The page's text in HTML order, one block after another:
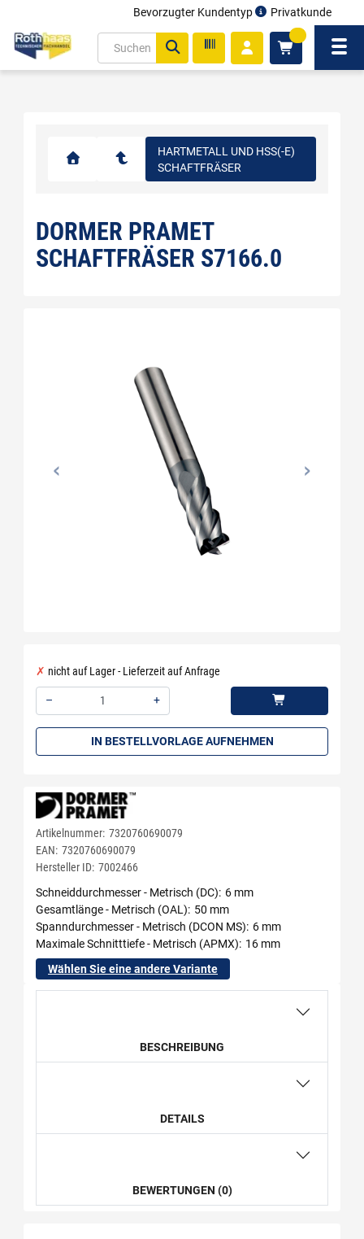
Bevorzugter Kundentyp Privatkunde
HARTMETALL UND HSS(-E)
SCHAFTFRÄSER
DORMER PRAMET
SCHAFTFRÄSER S7166.0
nicht auf Lager - Lieferzeit auf Anfrage
–
+
IN BESTELLVORLAGE AUFNEHMEN
Artikelnummer: 7320760690079
EAN: 7320760690079
Hersteller ID: 7002466
Schneiddurchmesser - Metrisch (DC)
6 mm
Gesamtlänge - Metrisch (OAL)
50 mm
Spanndurchmesser - Metrisch (DCON MS)
6 mm
Maximale Schnitttiefe - Metrisch (APMX)
16 mm
Wählen Sie eine andere Variante
BESCHREIBUNG
DETAILS
BEWERTUNGEN (0)